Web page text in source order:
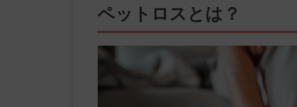
ペットロスとは？